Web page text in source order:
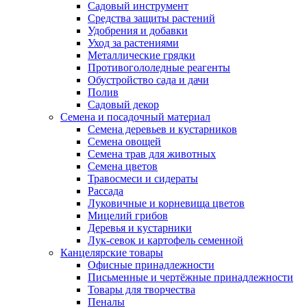
Садовый инструмент
Средства защиты растений
Удобрения и добавки
Уход за растениями
Металлические грядки
Противогололедные реагенты
Обустройство сада и дачи
Полив
Садовый декор
Семена и посадочный материал
Семена деревьев и кустарников
Семена овощей
Семена трав для животных
Семена цветов
Травосмеси и сидераты
Рассада
Луковичные и корневища цветов
Мицелий грибов
Деревья и кустарники
Лук-севок и картофель семенной
Канцелярские товары
Офисные принадлежности
Письменные и чертёжные принадлежности
Товары для творчества
Пеналы